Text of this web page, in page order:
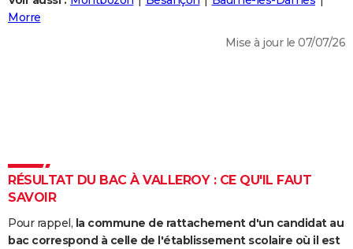
Destinations
City break
Voyage nature
Voyage de noces
Forum
Climat
+
PHOTO
Dictionnaire
Biographies
Citations
Expressions
Proverbes
PROGRAMME TV
S'inscrire
Se connecter
Lycées
Collèges
Primaires
Universités
Entreprises
Service militaire
Avis de recherche
AVIS DE DÉCÈS
Morre
Mise à jour le 07/07/26
RÉSULTAT DU BAC À VALLEROY : CE QU'IL FAUT
SAVOIR
Pour rappel, la commune de rattachement d'un candidat au
bac correspond à celle de l'établissement scolaire où il est